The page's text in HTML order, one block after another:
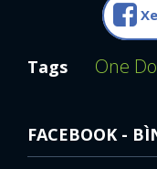
Tags One
FACEBOOK -